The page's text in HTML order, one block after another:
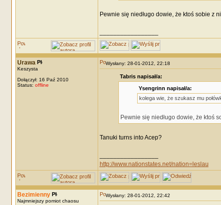
Pewnie się niedługo dowie, że ktoś sobie z
Urawa
Keszysta
Dołączył: 16 Paź 2010
Status: offline
Wysłany: 28-01-2012, 22:18
Tabris napisał/a:
Ysengrinn napisał/a:
kolega wie, że szukasz mu
Pewnie się niedługo dowie, że ktoś
Tanuki turns into Acep?
http://www.nationstates.net/nation=leslau
Bezimienny
Najmniejszy pomiot chaosu
Wysłany: 28-01-2012, 22:42